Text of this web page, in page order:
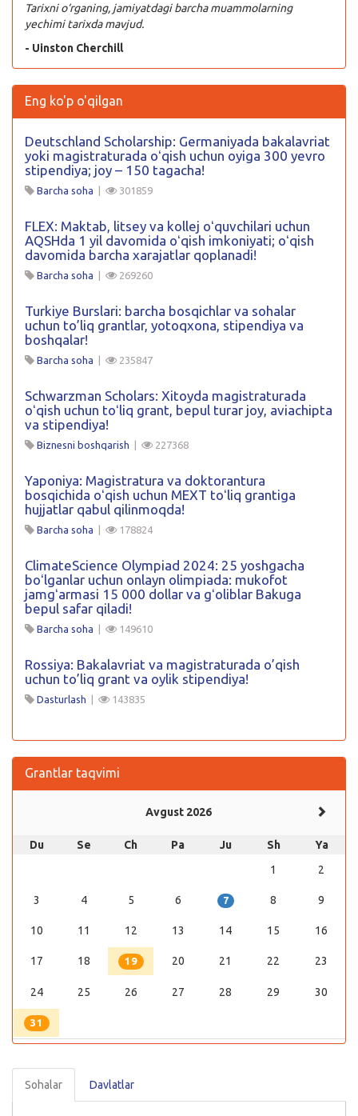
Tarixni o‘rganing, jamiyatdagi barcha muammolarning
yechimi tarixda mavjud.
- Uinston Cherchill
Eng ko'p o'qilgan
Deutschland Scholarship: Germaniyada bakalavriat
yoki magistraturada oʻqish uchun oyiga 300 yevro
stipendiya; joy – 150 tagacha!
Barcha soha | 301859
FLEX: Maktab, litsey va kollej oʻquvchilari uchun
AQSHda 1 yil davomida oʻqish imkoniyati; oʻqish
davomida barcha xarajatlar qoplanadi!
Barcha soha | 269260
Turkiye Burslari: barcha bosqichlar va sohalar
uchun to’liq grantlar, yotoqxona, stipendiya va
boshqalar!
Barcha soha | 235847
Schwarzman Scholars: Xitoyda magistraturada
oʻqish uchun toʻliq grant, bepul turar joy, aviachipta
va stipendiya!
Biznesni boshqarish | 227368
Yaponiya: Magistratura va doktorantura
bosqichida oʻqish uchun MEXT toʻliq grantiga
hujjatlar qabul qilinmoqda!
Barcha soha | 178824
ClimateScience Olympiad 2024: 25 yoshgacha
boʻlganlar uchun onlayn olimpiada: mukofot
jamgʻarmasi 15 000 dollar va gʻoliblar Bakuga
bepul safar qiladi!
Barcha soha | 149610
Rossiya: Bakalavriat va magistraturada o’qish
uchun to’liq grant va oylik stipendiya!
Dasturlash | 143835
Grantlar taqvimi
Avgust 2026
Du Se Ch Pa Ju Sh
Ya
1
2
3 4 5 6 7 8 9
10 11 12 13 14 15 16
17 18 19 20 21 22 23
24 25 26 27 28 29 30
31
Sohalar Davlatlar